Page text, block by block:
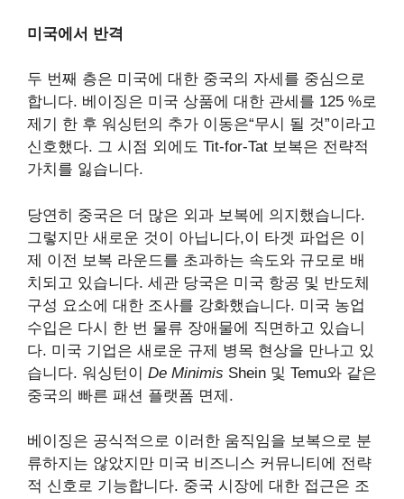
미국에서 반격
두 번째 층은 미국에 대한 중국의 자세를 중심으로
합니다. 베이징은 미국 상품에 대한 관세를 125 %로
제기 한 후 워싱턴의 추가 이동은“무시 될 것”이라고
신호했다. 그 시점 외에도 Tit-for-Tat 보복은 전략적
가치를 잃습니다.
당연히 중국은 더 많은 외과 보복에 의지했습니다.
그렇지만 새로운 것이 아닙니다,이 타겟 파업은 이
제 이전 보복 라운드를 초과하는 속도와 규모로 배
치되고 있습니다. 세관 당국은 미국 항공 및 반도체
구성 요소에 대한 조사를 강화했습니다. 미국 농업
수입은 다시 한 번 물류 장애물에 직면하고 있습니
다. 미국 기업은 새로운 규제 병목 현상을 만나고 있
습니다. 워싱턴이 De Minimis Shein 및 Temu와 같은
중국의 빠른 패션 플랫폼 면제.
베이징은 공식적으로 이러한 움직임을 보복으로 분
류하지는 않았지만 미국 비즈니스 커뮤니티에 전략
적 신호로 기능합니다. 중국 시장에 대한 접근은 조